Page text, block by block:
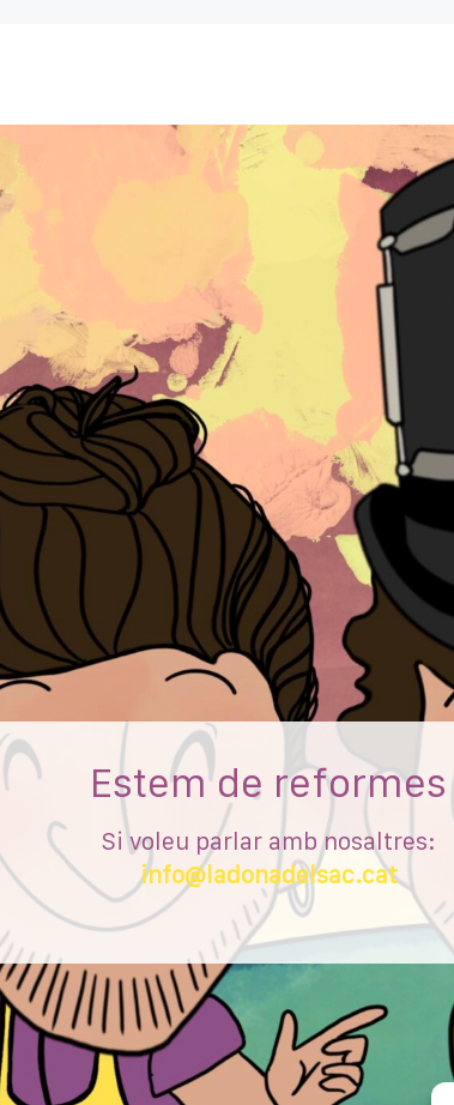
Estem de reformes
Si voleu parlar amb nosaltres:
info@ladonadelsac.cat